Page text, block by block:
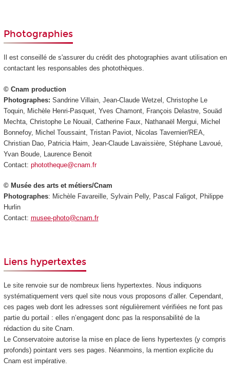
Photographies
Il est conseillé de s'assurer du crédit des photographies avant utilisation en
contactant les responsables des photothèques.
© Cnam production
Photographes: Sandrine Villain, Jean-Claude Wetzel, Christophe Le
Toquin, Michèle Henri-Pasquet, Yves Chamont, François Delastre, Souäd
Mechta, Christophe Le Nouail, Catherine Faux, Nathanaël Mergui, Michel
Bonnefoy, Michel Toussaint, Tristan Paviot, Nicolas Tavernier/REA,
Christian Dao, Patricia Haim, Jean-Claude Lavaissière, Stéphane Lavoué,
Yvan Boude, Laurence Benoit
Contact: phototheque@cnam.fr
© Musée des arts et métiers/Cnam
Photographes: Michèle Favareille, Sylvain Pelly, Pascal Faligot, Philippe
Hurlin
Contact: musee-photo@cnam.fr
Liens hypertextes
Le site renvoie sur de nombreux liens hypertextes. Nous indiquons
systématiquement vers quel site nous vous proposons d’aller. Cependant,
ces pages web dont les adresses sont régulièrement vérifiées ne font pas
partie du portail : elles n’engagent donc pas la responsabilité de la
rédaction du site Cnam.
Le Conservatoire autorise la mise en place de liens hypertextes (y compris
profonds) pointant vers ses pages. Néanmoins, la mention explicite du
Cnam est impérative.